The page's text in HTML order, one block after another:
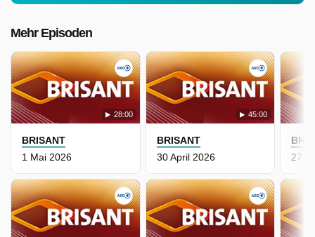
Mehr Episoden
28:00
BRISANT
1 Mai 2026
45:00
BRISANT
30 April 2026
27